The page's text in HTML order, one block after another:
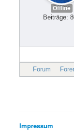
Offline
Beiträge:
Forum
Impressum